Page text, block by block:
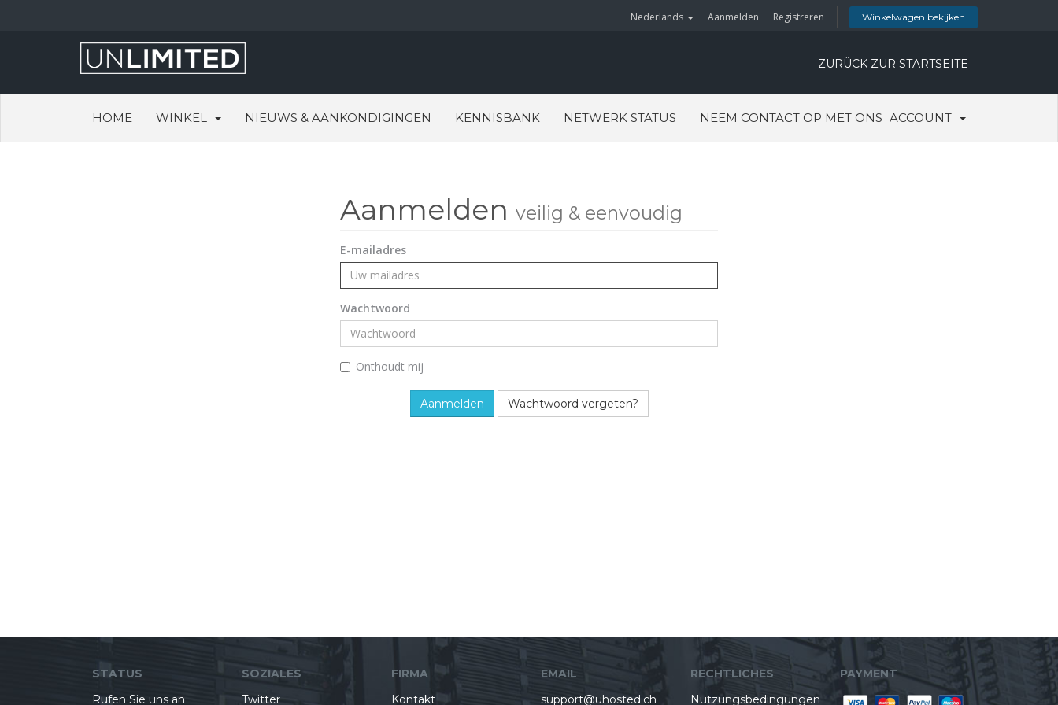
Nederlands Aanmelden Registreren Winkelwagen bekijken
ZURÜCK ZUR STARTSEITE
HOME WINKEL NIEUWS & AANKONDIGINGEN KENNISBANK NETWERK STATUS NEEM CONTACT OP MET ONS ACCOUNT
Aanmelden veilig & eenvoudig
E-mailadres
Wachtwoord
Onthoudt mij
Wachtwoord vergeten?
STATUS
Rufen Sie uns an
SOZIALES
Twitter
FIRMA
Kontakt
EMAIL
support@uhosted.ch
RECHTLICHES
Nutzungsbedingungen
PAYMENT